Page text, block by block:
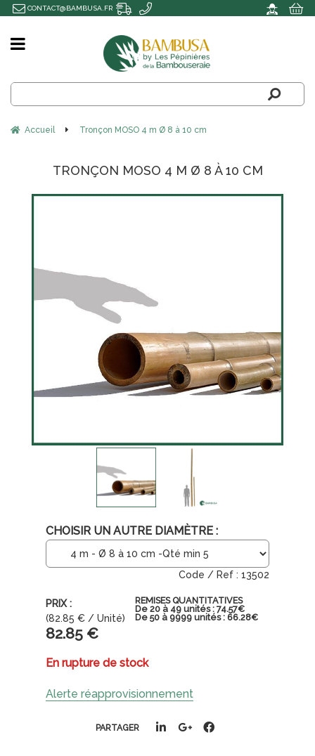
Accueil Tronçon MOSO 4 m Ø 8 à 10 cm
TRONÇON MOSO 4 M Ø 8 À 10 CM
CHOISIR UN AUTRE DIAMÈTRE :
13502
(82.85 € / Unité)
82.85 €
REMISES QUANTITATIVES
De 20 à 49 unités : 74.57€
De 50 à 9999 unités : 66.28€
En rupture de stock
Alerte réapprovisionnement
PARTAGER
CONTACT@BAMBUSA.FR